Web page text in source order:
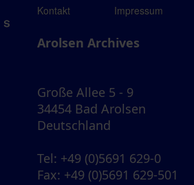
Kontakt Impressum
Arolsen Archives
Große Allee 5 - 9
34454 Bad Arolsen
Deutschland
Tel: +49 (0)5691 629-0
Fax: +49 (0)5691 629-501